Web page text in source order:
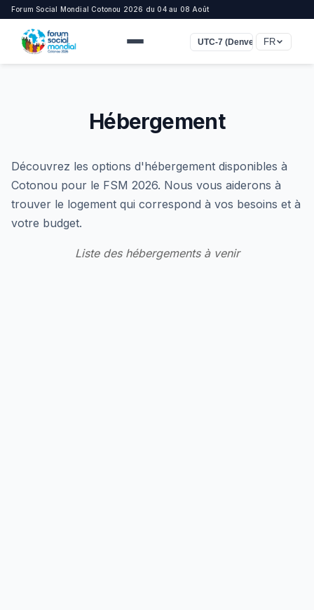
Forum Social Mondial Cotonou 2026 du 04 au 08 Août
UTC-7 (Denver) FR
Hébergement
Découvrez les options d'hébergement disponibles à
Cotonou pour le FSM 2026. Nous vous aiderons à
trouver le logement qui correspond à vos besoins et à
votre budget.
Liste des hébergements à venir